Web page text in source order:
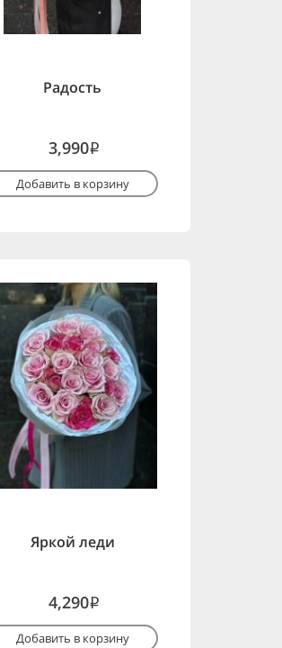
Радость
3,990i
Добавить в корзину
Яркой леди
4,290i
Добавить в корзину